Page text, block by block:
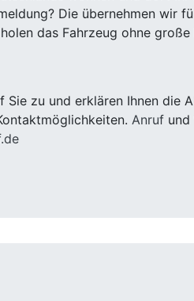
Die übernehmen wir
das Fahrzeug ohne
Sie zu und erklären Ihnen die
Anruf und